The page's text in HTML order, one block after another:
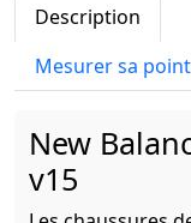
Description
Mesurer sa
New
v15